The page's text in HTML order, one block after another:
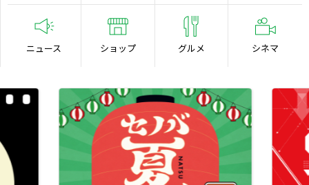
ニュース ショップ グルメ シネマ